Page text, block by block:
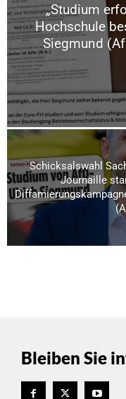
„Studium
Hochschule
Siegmund
Schicksalswahl
Journaille
Bleiben Sie